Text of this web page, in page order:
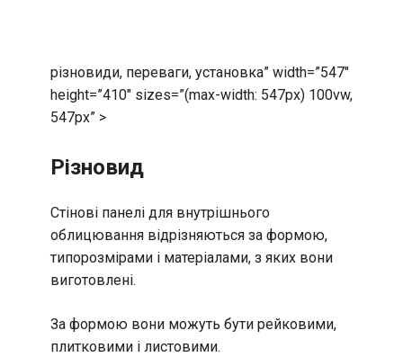
різновиди, переваги, установка” width=”547″
height=”410″ sizes=”(max-width: 547px) 100vw,
547px” >
Різновид
Стінові панелі для внутрішнього
облицювання відрізняються за формою,
типорозмірами і матеріалами, з яких вони
виготовлені.
За формою вони можуть бути рейковими,
плитковими і листовими.